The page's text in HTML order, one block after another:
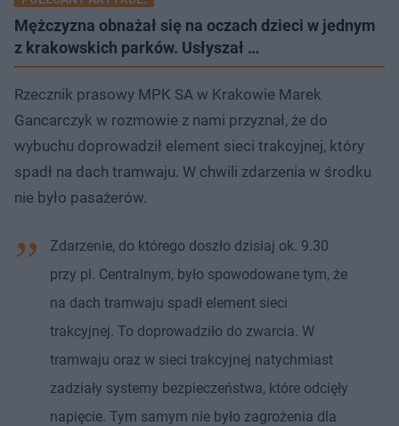
Mężczyzna obnażał się na oczach dzieci w jednym
z krakowskich parków. Usłyszał …
Rzecznik prasowy MPK SA w Krakowie Marek
Gancarczyk w rozmowie z nami przyznał, że do
wybuchu doprowadził element sieci trakcyjnej, który
spadł na dach tramwaju. W chwili zdarzenia w środku
nie było pasażerów.
Zdarzenie, do którego doszło dzisiaj ok. 9.30
przy pl. Centralnym, było spowodowane tym, że
na dach tramwaju spadł element sieci
trakcyjnej. To doprowadziło do zwarcia. W
tramwaju oraz w sieci trakcyjnej natychmiast
zadziały systemy bezpieczeństwa, które odcięły
napięcie. Tym samym nie było zagrożenia dla